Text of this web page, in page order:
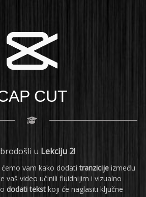
CUT
u Lekciju 2!
vam kako dodatitranzicijeizmeđu
vaš video učinili fluidnijim i vizualno
dodati tekstkoji će naglasiti ključne